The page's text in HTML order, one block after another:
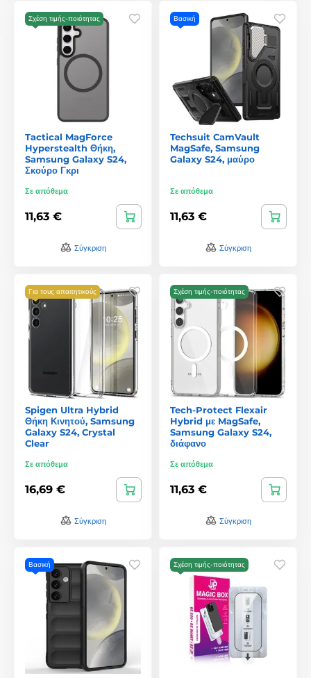
Σχέση τιμής-ποιότητας
Tactical MagForce
Hyperstealth Θήκη,
Samsung Galaxy S24,
Σκούρο Γκρι
Σε απόθεμα
11,63 €
Σύγκριση
Βασική
Techsuit CamVault
MagSafe, Samsung
Galaxy S24, μαύρο
Σε απόθεμα
11,63 €
Σύγκριση
Για τους απαιτητικούς
Spigen Ultra Hybrid
Θήκη Κινητού, Samsung
Galaxy S24, Crystal
Clear
Σε απόθεμα
16,69 €
Σύγκριση
Σχέση τιμής-ποιότητας
Tech-Protect Flexair
Hybrid με MagSafe,
Samsung Galaxy S24,
διάφανο
Σε απόθεμα
11,63 €
Σύγκριση
Βασική Σχέση τιμής-ποιότητας